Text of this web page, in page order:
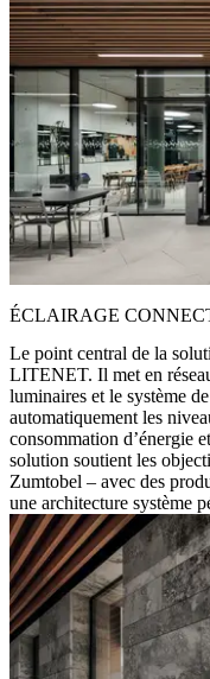
ÉCLAIRAGE
Le point central de la
LITENET. Il met en
luminaires et le système
automatiquement les
consommation d’énergie
solution soutient les
Zumtobel – avec des
une architecture système